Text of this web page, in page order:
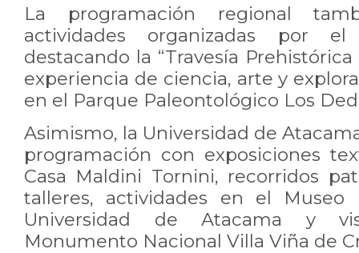
La programación regional
actividades organizadas por el
destacando la “Travesía
experiencia de ciencia, arte y
en el Parque Paleontológico Los
Asimismo, la Universidad de
programación con exposiciones
Casa Maldini Tornini, recorridos
talleres, actividades en el Museo
Universidad de Atacama y
Monumento Nacional Villa Viña de